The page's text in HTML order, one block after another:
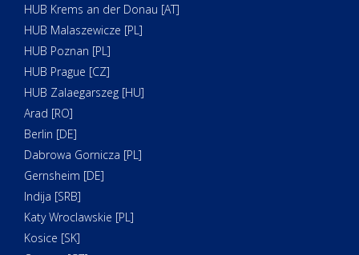
HUB Krems an der Donau [AT]
HUB Malaszewicze [PL]
HUB Poznan [PL]
HUB Prague [CZ]
HUB Zalaegarszeg [HU]
Arad [RO]
Berlin [DE]
Dabrowa Gornicza [PL]
Gernsheim [DE]
Indija [SRB]
Katy Wroclawskie [PL]
Kosice [SK]